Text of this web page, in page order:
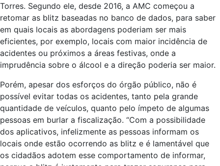
Torres. Segundo ele, desde 2016, a AMC começou a
retomar as blitz baseadas no banco de dados, para saber
em quais locais as abordagens poderiam ser mais
eficientes, por exemplo, locais com maior incidência de
acidentes ou próximos a áreas festivas, onde a
imprudência sobre o álcool e a direção poderia ser maior.
Porém, apesar dos esforços do órgão público, não é
possível evitar todas os acidentes, tanto pela grande
quantidade de veículos, quanto pelo ímpeto de algumas
pessoas em burlar a fiscalização. “Com a possibilidade
dos aplicativos, infelizmente as pessoas informam os
locais onde estão ocorrendo as blitz e é lamentável que
os cidadãos adotem esse comportamento de informar,